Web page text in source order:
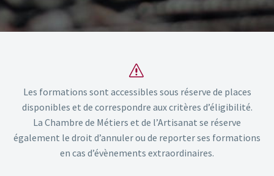
s
s
Les formations sont accessibles sous réserve de places
disponibles et de correspondre aux critères d’éligibilité.
La Chambre de Métiers et de l’Artisanat se réserve
également le droit d’annuler ou de reporter ses formations
en cas d’évènements extraordinaires.